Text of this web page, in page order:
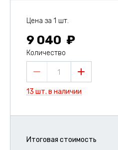
Цена за 1 шт.
9 040
Количество
1
13 шт. в наличии
Итоговая стоимость